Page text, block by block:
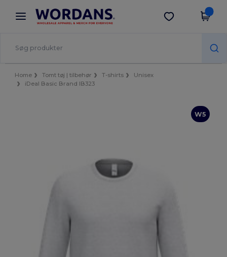
× Wordans-app
Bedre priser i appen!
Hent app
Home Tomt tøj | tilbehør T-shirts
Unisex
iDeal Basic Brand IB323
W5